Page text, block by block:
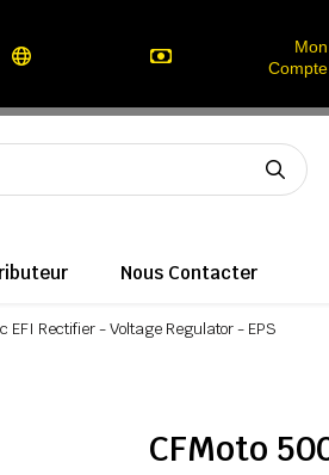
Mon
Compte
Nous Contacter
EFI Rectifier - Voltage Regulator - EPS
CFMoto